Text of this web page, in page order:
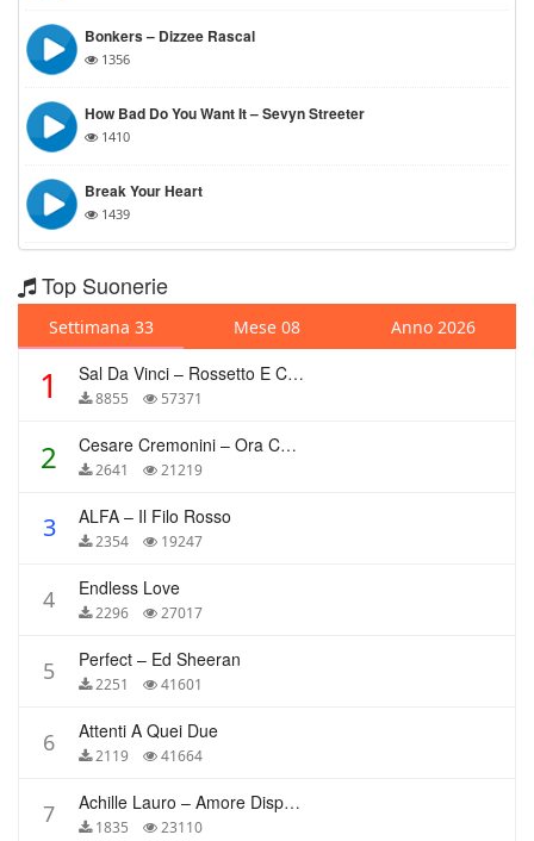
Bonkers – Dizzee Rascal
1356
How Bad Do You Want It – Sevyn Streeter
1410
Break Your Heart
1439
Top Suonerie
Settimana 33 Mese 08 Anno 2026
1 Sal Da Vinci – Rossetto E Caffè
8855 57371
2 Cesare Cremonini – Ora Che Non Ho Più Te
2641 21219
3 ALFA – Il Filo Rosso
2354 19247
4 Endless Love
2296 27017
5 Perfect – Ed Sheeran
2251 41601
6 Attenti A Quei Due
2119 41664
7 Achille Lauro – Amore Disperato
1835 23110